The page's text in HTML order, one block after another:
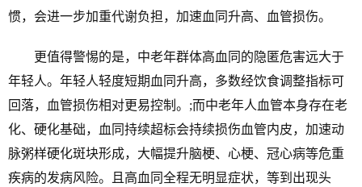
惯，会进一步加重代谢负担，加速血同升高、血管损伤。
更值得警惕的是，中老年群体高血同的隐匿危害远大于
年轻人。年轻人轻度短期血同升高，多数经饮食调整指标可
回落，血管损伤相对更易控制。;而中老年人血管本身存在老
化、硬化基础，血同持续超标会持续损伤血管内皮，加速动
脉粥样硬化斑块形成，大幅提升脑梗、心梗、冠心病等危重
疾病的发病风险。且高血同全程无明显症状，等到出现头